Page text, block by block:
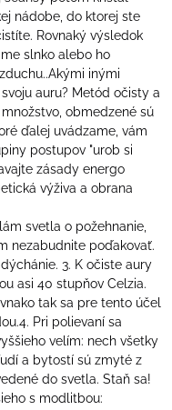
nádobe, do ktorej ste
Rovnaký výsledok
slnko alebo ho
inými
auru? Metód očisty a
obmedzené sú
ďalej uvádzame, vám
postupov "urob si
zásady energo
výživa a obrana
svetla o požehnanie,
nezabudnite poďakovať.
3. K očiste aury
asi 40 stupňov Celzia.
tak sa pre tento účel
Pri polievaní sa
velím: nech všetky
a bytostí sú zmyté z
do svetla. Staň sa!
s modlitbou: